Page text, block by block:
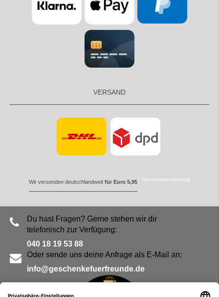
VERSAND
Wir versenden deutschlandweit für Euro 5,95 Retourenabwicklung
Du hast Fragen? Gerne stehen wir dir
telefonisch zur Verfügung:
040 18 19 53 88
Oder sende uns deine Anfrage als E-Mail an:
info@geschenkefuerfreunde.de